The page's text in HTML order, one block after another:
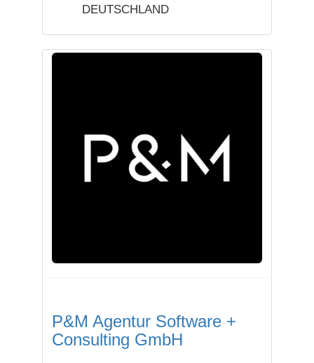
DEUTSCHLAND
P&M Agentur Software +
Consulting GmbH